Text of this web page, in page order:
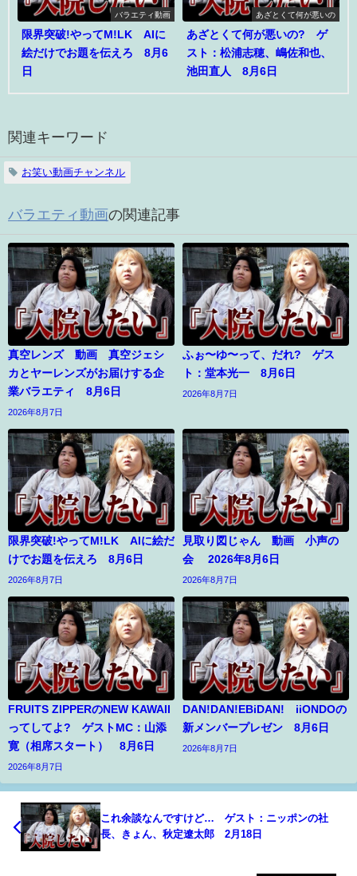
バラエティ動画
限界突破!やってM!LK AIに
絵だけでお題を伝えろ 8月6
日
あざとくて何が悪いの
あざとくて何が悪いの? ゲ
スト：松浦志穂、嶋佐和也、
池田直人 8月6日
関連キーワード
お笑い動画チャンネル
バラエティ動画の関連記事
真空レンズ 動画 真空ジェシ
カとヤーレンズがお届けする企
業バラエティ 8月6日
2026年8月7日
ふぉ〜ゆ〜って、だれ? ゲス
ト：堂本光一 8月6日
2026年8月7日
限界突破!やってM!LK AIに絵だ
けでお題を伝えろ 8月6日
2026年8月7日
見取り図じゃん 動画 小声の
会 2026年8月6日
2026年8月7日
FRUITS ZIPPERのNEW KAWAII
ってしてよ? ゲストMC：山添
寛（相席スタート） 8月6日
2026年8月7日
DAN!DAN!EBiDAN! iiONDOの
新メンバープレゼン 8月6日
2026年8月7日
これ余談なんですけど… ゲスト：ニッポンの社
長、きょん、秋定遼太郎 2月18日